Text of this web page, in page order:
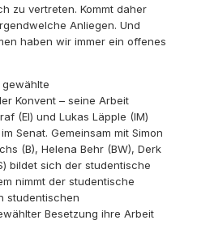
zu vertreten. Kommt daher
Anliegen. Und
haben wir immer ein offenes
gewählte
Konvent – seine Arbeit
(EI) und Lukas Läpple (IM)
Senat. Gemeinsam mit Simon
(B), Helena Behr (BW), Derk
bildet sich der studentische
nimmt der studentische
studentischen
Besetzung ihre Arbeit